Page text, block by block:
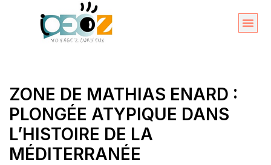
ZONE DE MATHIAS ENARD :
PLONGÉE ATYPIQUE DANS
L’HISTOIRE DE LA
MÉDITERRANÉE